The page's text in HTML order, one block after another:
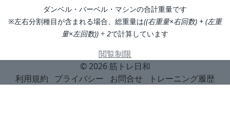
ダンベル・バーベル・マシンの合計重量です
※左右分割種目が含まれる場合、総重量は((右重量×右回数) + (左重
量×左回数)) ÷ 2で計算しています
閲覧制限
© 2026 筋トレ日和
利用規約
プライバシー お問合せ トレーニング履歴